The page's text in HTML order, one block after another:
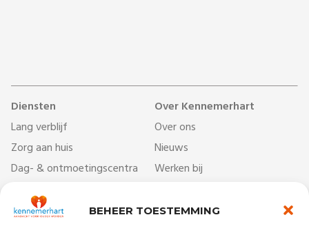
BEHEER TOESTEMMING
Diensten
Lang verblijf
Zorg aan huis
Dag- & ontmoetingscentra
Behandelcentrum
Revalidatie
Over Kennemerhart
Over ons
Nieuws
Werken bij
Begrippenlijst